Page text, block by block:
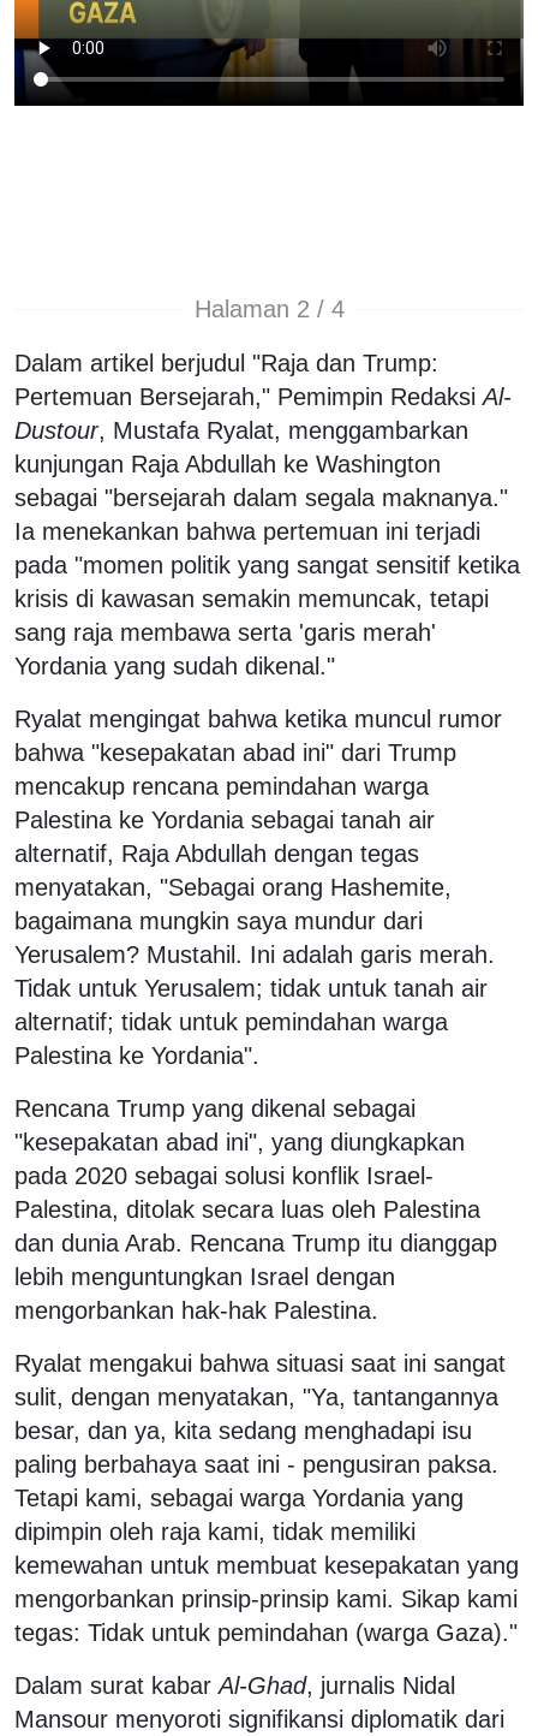
Halaman 2 / 4
Dalam artikel berjudul "Raja dan Trump:
Pertemuan Bersejarah," Pemimpin RedaksiAl-
Dustour, Mustafa Ryalat, menggambarkan
kunjungan Raja Abdullah ke Washington
sebagai "bersejarah dalam segala maknanya."
Ia menekankan bahwa pertemuan ini terjadi
pada "momen politik yang sangat sensitif ketika
krisis di kawasan semakin memuncak, tetapi
sang raja membawa serta 'garis merah'
Yordania yang sudah dikenal."
Ryalat mengingat bahwa ketika muncul rumor
bahwa "kesepakatan abad ini" dari Trump
mencakup rencana pemindahan warga
Palestina ke Yordania sebagai tanah air
alternatif, Raja Abdullah dengan tegas
menyatakan, "Sebagai orang Hashemite,
bagaimana mungkin saya mundur dari
Yerusalem? Mustahil. Ini adalah garis merah.
Tidak untuk Yerusalem; tidak untuk tanah air
alternatif; tidak untuk pemindahan warga
Palestina ke Yordania".
Rencana Trump yang dikenal sebagai
"kesepakatan abad ini", yang diungkapkan
pada 2020 sebagai solusi konflik Israel-
Palestina, ditolak secara luas oleh Palestina
dan dunia Arab. Rencana Trump itu dianggap
lebih menguntungkan Israel dengan
mengorbankan hak-hak Palestina.
Ryalat mengakui bahwa situasi saat ini sangat
sulit, dengan menyatakan, "Ya, tantangannya
besar, dan ya, kita sedang menghadapi isu
paling berbahaya saat ini - pengusiran paksa.
Tetapi kami, sebagai warga Yordania yang
dipimpin oleh raja kami, tidak memiliki
kemewahan untuk membuat kesepakatan yang
mengorbankan prinsip-prinsip kami. Sikap kami
tegas: Tidak untuk pemindahan (warga Gaza)."
Dalam surat kabarAl-Ghad, jurnalis Nidal
Mansour menyoroti signifikansi diplomatik dari